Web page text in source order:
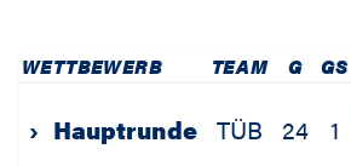
WETTBEWERB TEAM G GS
› Hauptrunde TÜB 24 1